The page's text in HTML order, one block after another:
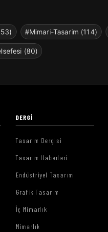
#Mimari-Tasarim (114)
(80)
DERGI
Tasarım Dergisi
Tasarım Haberleri
Endüstriyel Tasarım
Grafik Tasarım
İç Mimarlık
Mimarlık